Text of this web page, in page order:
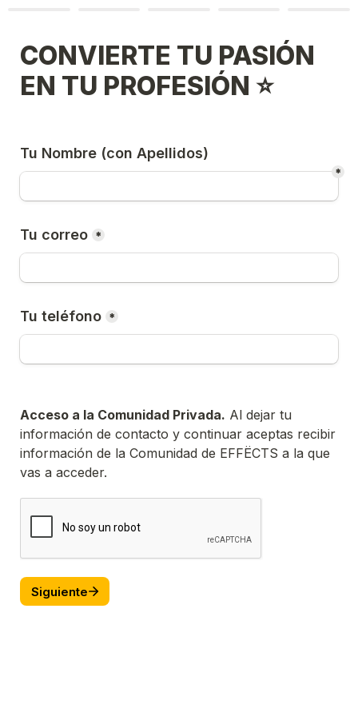
CONVIERTE TU PASIÓN
EN TU PROFESIÓN ⭐
Tu Nombre (con Apellidos)
*
Tu correo *
Tu teléfono *
Acceso a la Comunidad Privada. Al dejar tu
información de contacto y continuar aceptas recibir
información de la Comunidad de EFFËCTS a la que
vas a acceder.
Siguiente